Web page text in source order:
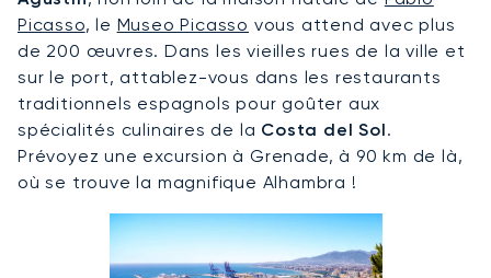
Picasso, le Museo Picasso vous attend avec plus
de 200 œuvres. Dans les vieilles rues de la ville et
sur le port, attablez-vous dans les restaurants
traditionnels espagnols pour goûter aux
spécialités culinaires de la Costa del Sol.
Prévoyez une excursion à Grenade, à 90 km de là,
où se trouve la magnifique Alhambra !